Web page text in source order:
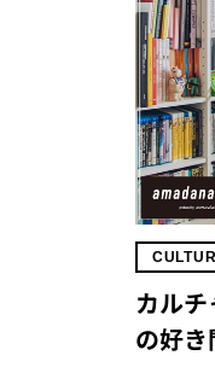
カル
の好き